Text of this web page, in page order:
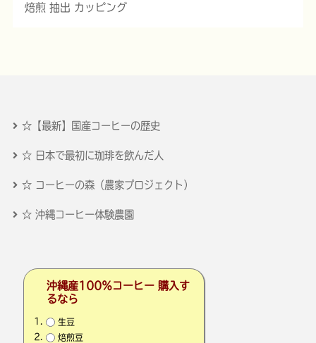
焙煎 抽出 カッピング
☆【最新】国産コーヒーの歴史
☆ 日本で最初に珈琲を飲んだ人
☆ コーヒーの森（農家プロジェクト）
☆ 沖縄コーヒー体験農園
沖縄産100％コーヒー 購入す
るなら
生豆
焙煎豆